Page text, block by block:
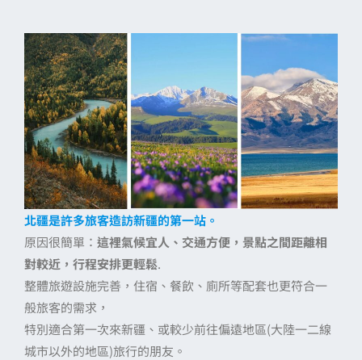
北疆是許多旅客造訪新疆的第一站。
原因很簡單： 這裡氣候宜人、交通方便，景點之間距離相
對較近，行程安排更輕鬆.
整體旅遊設施完善，住宿、餐飲、廁所等配套也更符合一
般旅客的需求，
特別適合第一次來新疆、或較少前往偏遠地區(大陸一二線
城市以外的地區)旅行的朋友。